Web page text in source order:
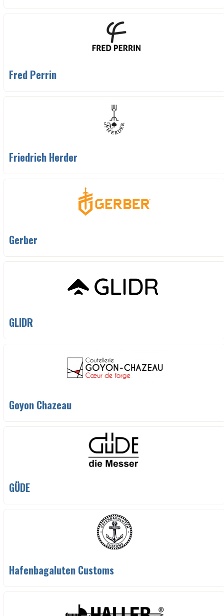
Fred Perrin
Friedrich Herder
Gerber
GLIDR
Goyon Chazeau
GÜDE
Hafenbagaluten Customs